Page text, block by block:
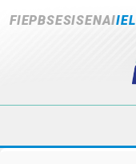
FIEPBSESISENAIIEL